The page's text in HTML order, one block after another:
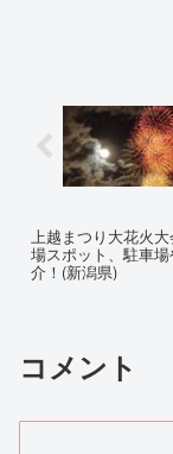
上越まつり大花火
場スポット、駐車
介！(新潟県)
コメント